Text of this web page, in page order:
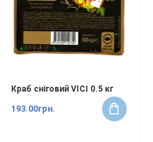
Краб сніговий VICI 0.5 кг
193.00грн.